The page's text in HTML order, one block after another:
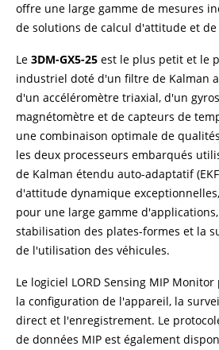
offre une large gamme de mesures
de solutions de calcul d'attitude et
Le 3DM-GX5-25 est le plus petit et le
industriel doté d'un filtre de Kalman
d'un accéléromètre triaxial, d'un
magnétomètre et de capteurs de
une combinaison optimale de
les deux processeurs embarqués
de Kalman étendu auto-adaptatif
d'attitude dynamique
pour une large gamme
stabilisation des plates-formes et la
de l'utilisation des véhicules.
Le logiciel LORD Sensing MIP Monitor
la configuration de l'appareil, la
direct et l'enregistrement. Le
de données MIP est également